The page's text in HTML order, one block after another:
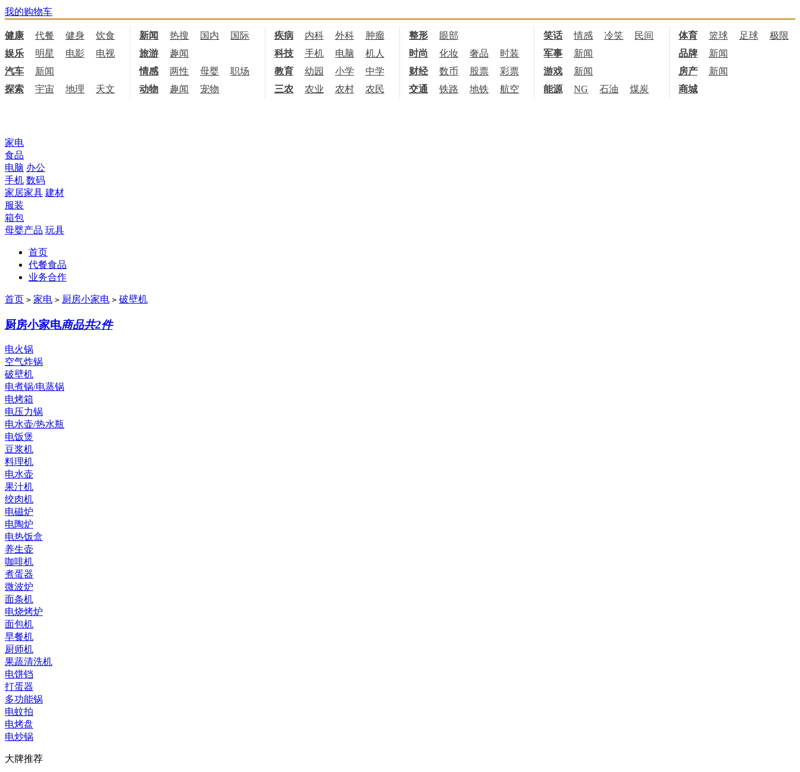
我的购物车
健康 代餐 健身 饮食 新闻 热搜 国内 国际 疾病 内科 外科 肿瘤 整形 眼部 笑话 情感 冷笑 民间 体育 篮球 足球
极限
娱乐
明星 电影 电视 旅游 趣闻 科技 手机 电脑 机人 时尚 化妆 奢品 时装 军事 新闻 品牌
新闻
汽车
新闻 情感 两性 母婴 职场 教育 幼园 小学 中学 财经 数币 股票 彩票 游戏 新闻 房产
新闻
探索
宇宙 地理 天文 动物 趣闻 宠物 三农 农业 农村 农民 交通 铁路 地铁 航空 能源 NG 石油 煤炭 商城
家电
食品
电脑 办公
手机 数码
家居家具 建材
服装
箱包
母婴产品 玩具
首页
代餐食品
业务合作
首页 > 家电 > 厨房小家电 > 破壁机
厨房小家电商品共2件
电火锅
空气炸锅
破壁机
电煮锅/电蒸锅
电烤箱
电压力锅
电水壶/热水瓶
电饭煲
豆浆机
料理机
电水壶
果汁机
绞肉机
电磁炉
电陶炉
电热饭盒
养生壶
咖啡机
煮蛋器
微波炉
面条机
电烧烤炉
面包机
早餐机
厨师机
果蔬清洗机
电饼铛
打蛋器
多功能锅
电蚊拍
电烤盘
电炒锅
大牌推荐